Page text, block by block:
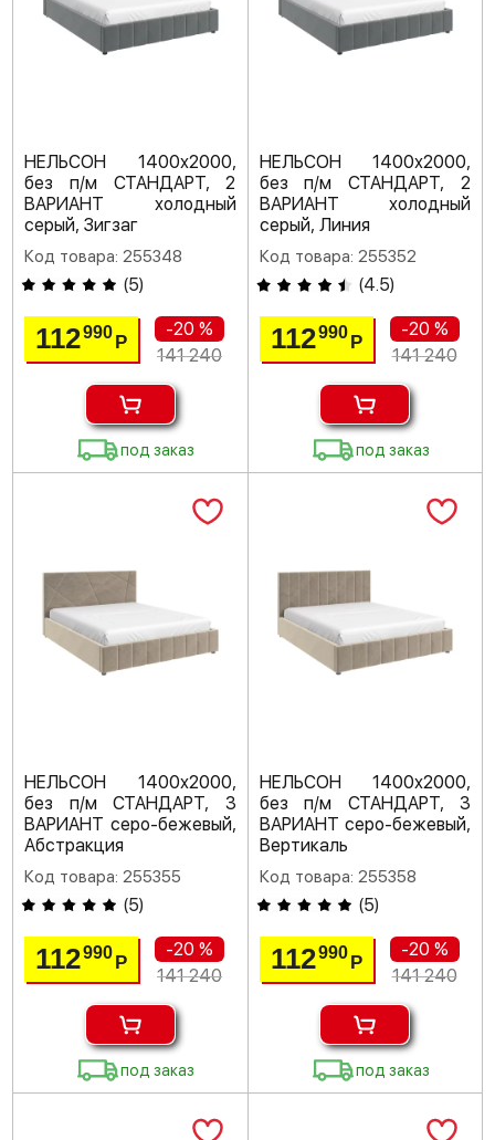
НЕЛЬСОН 1400х2000,
без п/м СТАНДАРТ, 2
ВАРИАНТ холодный
серый, Зигзаг
Код товара: 255348
(5)
112990Р
-20 %
141 240
под заказ
НЕЛЬСОН 1400х2000,
без п/м СТАНДАРТ, 2
ВАРИАНТ холодный
серый, Линия
Код товара: 255352
(4.5)
112990 Р
-20 %
141 240
под заказ
НЕЛЬСОН 1400х2000,
без п/м СТАНДАРТ, 3
ВАРИАНТ серо-бежевый,
Абстракция
Код товара: 255355
(5)
112990Р
-20 %
141 240
под заказ
НЕЛЬСОН 1400х2000,
без п/м СТАНДАРТ, 3
ВАРИАНТ серо-бежевый,
Вертикаль
Код товара: 255358
(5)
112990 Р
-20 %
141 240
под заказ